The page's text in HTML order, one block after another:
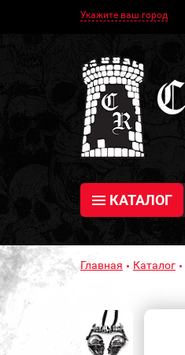
Укажите ваш город
КАТАЛОГ
Главная Каталог